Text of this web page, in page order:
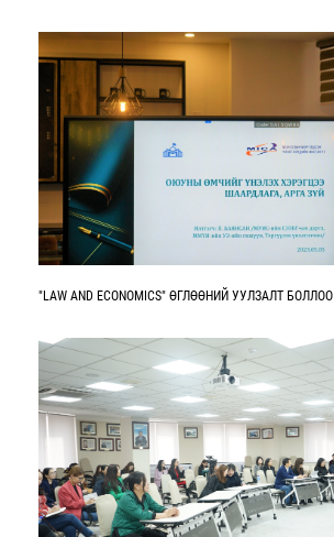
"LAW AND ECONOMICS" ӨГЛӨӨНИЙ УУЛЗАЛТ БОЛЛОО